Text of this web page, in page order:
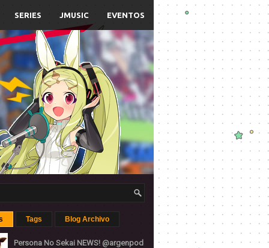
SERIES JMUSIC EVENTOS
Tags Blog Archivo
Persona No Sekai NEWS! @argenpod